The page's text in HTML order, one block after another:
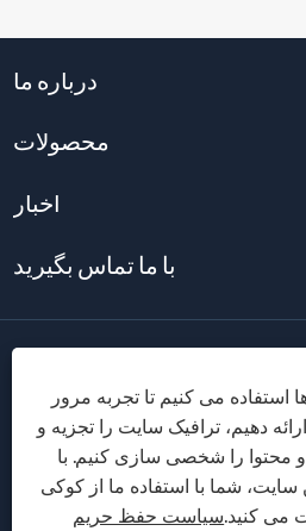
درباره ما
محصولات
اخبار
با ما تماس بگیرید
Follow Us
استفاده می کنیم تا تجربه مرور
دهیم، ترافیک سایت را تجزیه و
محتوا را شخصی سازی کنیم. با
سایت، شما با استفاده ما از کوکی
می کنید.سیاست حفظ حریم